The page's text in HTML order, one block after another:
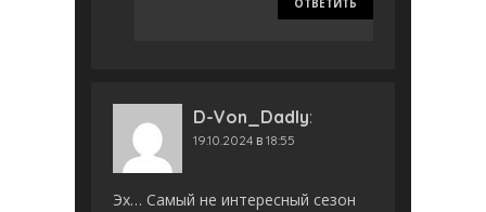
ОТВЕТИТЬ
D-Von_Dadly:
19.10.2024 в 18:55
Эх… Самый не интересный сезон